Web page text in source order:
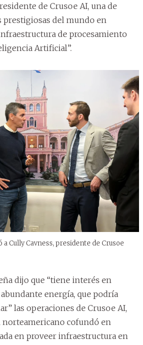
de Crusoe AI, una de
prestigiosas del mundo en
de procesamiento
Artificial”.
a Cully Cavness, presidente de Crusoe
dijo que “tiene interés en
energía, que podría
las operaciones de Crusoe AI,
norteamericano cofundó en
en proveer infraestructura en